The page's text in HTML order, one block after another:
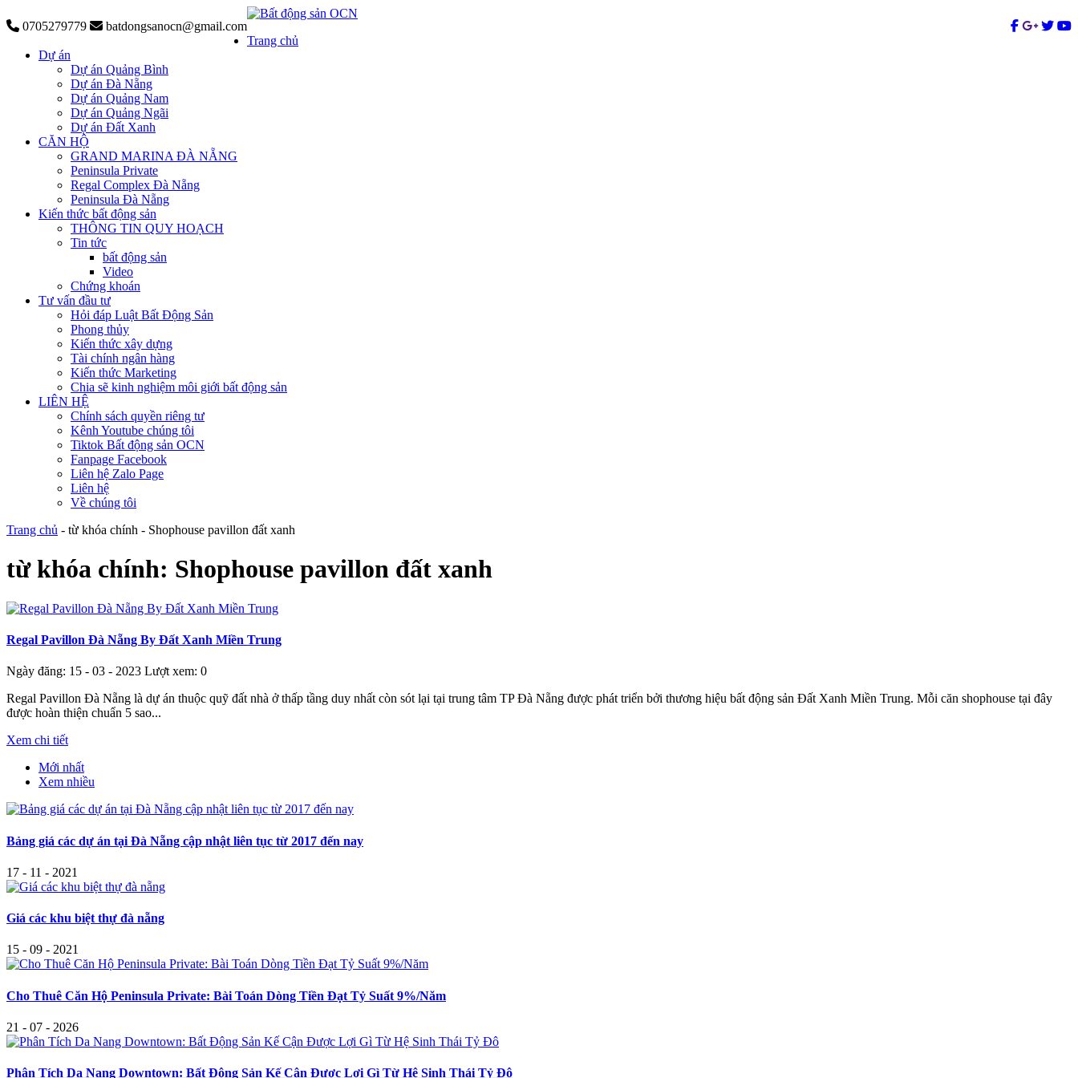
0705279779
batdongsanocn@gmail.com
Trang chủ
Dự án
Dự án Quảng Bình
Dự án Đà Nẵng
Dự án Quảng Nam
Dự án Quảng Ngãi
Dự án Đất Xanh
CĂN HỘ
GRAND MARINA ĐÀ NẴNG
Peninsula Private
Regal Complex Đà Nẵng
Peninsula Đà Nẵng
Kiến thức bất động sản
THÔNG TIN QUY HOẠCH
Tin tức
bất động sản
Video
Chứng khoán
Tư vấn đầu tư
Hỏi đáp Luật Bất Động Sản
Phong thủy
Kiến thức xây dựng
Tài chính ngân hàng
Kiến thức Marketing
Chia sẽ kinh nghiệm môi giới bất động sản
LIÊN HỆ
Chính sách quyền riêng tư
Kênh Youtube chúng tôi
Tiktok Bất động sản OCN
Fanpage Facebook
Liên hệ Zalo Page
Liên hệ
Về chúng tôi
Trang chủ - từ khóa chính - Shophouse pavillon đất xanh
từ khóa chính: Shophouse pavillon đất xanh
Regal Pavillon Đà Nẵng By Đất Xanh Miền Trung
Ngày đăng: 15 - 03 - 2023 Lượt xem: 0
Regal Pavillon Đà Nẵng là dự án thuộc quỹ đất nhà ở thấp tầng duy nhất còn sót lại tại trung tâm TP Đà Nẵng được phát triển bởi thương hiệu bất động sản Đất Xanh Miền Trung. Mỗi căn shophouse tại đây
được hoàn thiện chuẩn 5 sao...
Xem chi tiết
Mới nhất
Xem nhiều
Bảng giá các dự án tại Đà Nẵng cập nhật liên tục từ 2017 đến nay
17 - 11 - 2021
Giá các khu biệt thự đà nẵng
15 - 09 - 2021
Cho Thuê Căn Hộ Peninsula Private: Bài Toán Dòng Tiền Đạt Tỷ Suất 9%/Năm
21 - 07 - 2026
Phân Tích Da Nang Downtown: Bất Động Sản Kế Cận Được Lợi Gì Từ Hệ Sinh Thái Tỷ Đô